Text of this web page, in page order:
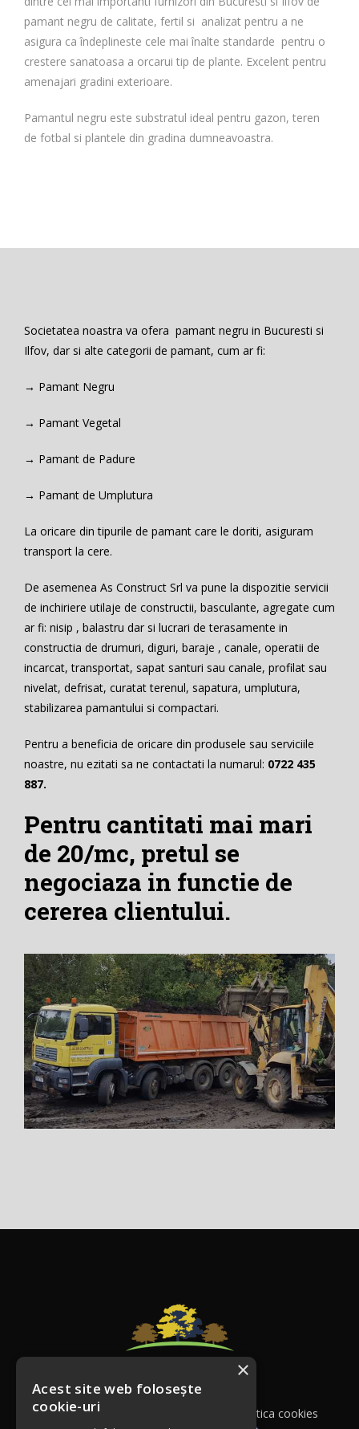
pamant negru de calitate, fertil si analizat pentru a ne
asigura ca îndeplineste cele mai înalte standarde pentru o
crestere sanatoasa a orcarui tip de plante. Excelent pentru
amenajari gradini exterioare.
Pamantul negru este substratul ideal pentru gazon, teren
de fotbal si plantele din gradina dumneavoastra.
Societatea noastra va ofera pamant negru in Bucuresti si
Ilfov, dar si alte categorii de pamant, cum ar fi:
→ Pamant Negru
→ Pamant Vegetal
→ Pamant de Padure
→ Pamant de Umplutura
La oricare din tipurile de pamant care le doriti, asiguram
transport la cere.
De asemenea As Construct Srl va pune la dispozitie servicii
de inchiriere utilaje de constructii, basculante, agregate cum
ar fi: nisip , balastru dar si lucrari de terasamente in
constructia de drumuri, diguri, baraje , canale, operatii de
incarcat, transportat, sapat santuri sau canale, profilat sau
nivelat, defrisat, curatat terenul, sapatura, umplutura,
stabilizarea pamantului si compactari.
Pentru a beneficia de oricare din produsele sau serviciile
noastre, nu ezitati sa ne contactati la numarul: 0722 435
887.
Pentru cantitati mai mari
de 20/mc, pretul se
negociaza in functie de
cererea clientului.
© Copyright 2023 - As Construct srl| Politica cookies
×
Acest site web folosește
cookie-uri